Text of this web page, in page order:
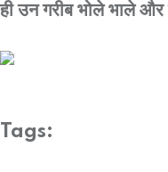
ही उन गरीब भोले भाले
Tags: